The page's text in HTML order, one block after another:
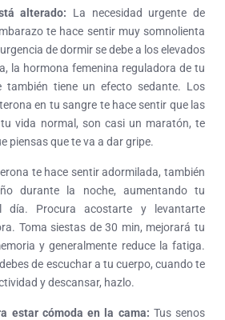
alterado: La necesidad urgente de
te hace sentir muy somnolienta
de dormir se debe a los elevados
la hormona femenina reguladora de tu
también tiene un efecto sedante. Los
en tu sangre te hace sentir que las
vida normal, son casi un maratón, te
piensas que te va a dar gripe.
te hace sentir adormilada, también
durante la noche, aumentando tu
día. Procura acostarte y levantarte
Toma siestas de 30 min, mejorará tu
y generalmente reduce la fatiga.
de escuchar a tu cuerpo, cuando te
y descansar, hazlo.
estar cómoda en la cama: Tus senos